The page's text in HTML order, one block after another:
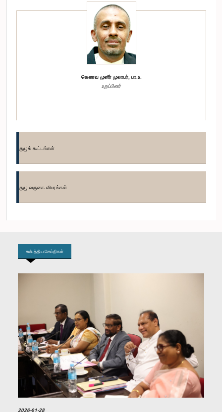
கௌரவ முனீர் முலாபர், பா.உ.
உறுப்பினர்
கௌரவ (பேராசிரியர்) சேன நாணாயக்கார, பா.உ.
உறுப்பினர்
குழுக் கூட்டங்கள்
குழு வருகை விபரங்கள்
சமீபத்திய செய்திகள்
2026-01-28